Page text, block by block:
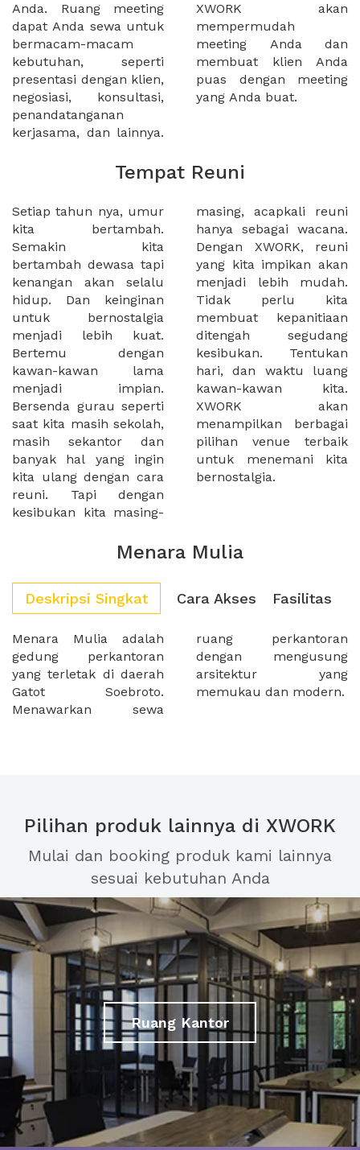
Anda. Ruang meeting
dapat Anda sewa untuk
bermacam-macam
kebutuhan, seperti
presentasi dengan klien,
negosiasi, konsultasi,
penandatanganan
kerjasama, dan lainnya.
XWORK akan
mempermudah
meeting Anda dan
membuat klien Anda
puas dengan meeting
yang Anda buat.
Tempat Reuni
Setiap tahun nya, umur
kita bertambah.
Semakin kita
bertambah dewasa tapi
kenangan akan selalu
hidup. Dan keinginan
untuk bernostalgia
menjadi lebih kuat.
Bertemu dengan
kawan-kawan lama
menjadi impian.
Bersenda gurau seperti
saat kita masih sekolah,
masih sekantor dan
banyak hal yang ingin
kita ulang dengan cara
reuni. Tapi dengan
kesibukan kita masing-
masing, acapkali reuni
hanya sebagai wacana.
Dengan XWORK, reuni
yang kita impikan akan
menjadi lebih mudah.
Tidak perlu kita
membuat kepanitiaan
ditengah segudang
kesibukan. Tentukan
hari, dan waktu luang
kawan-kawan kita.
XWORK akan
menampilkan berbagai
pilihan venue terbaik
untuk menemani kita
bernostalgia.
Menara Mulia
Deskripsi Singkat Cara Akses Fasilitas
Menara Mulia adalah
gedung perkantoran
yang terletak di daerah
Gatot Soebroto.
Menawarkan sewa
ruang perkantoran
dengan mengusung
arsitektur yang
memukau dan modern.
Pilihan produk lainnya di XWORK
Mulai dan booking produk kami lainnya
sesuai kebutuhan Anda
Ruang Kantor